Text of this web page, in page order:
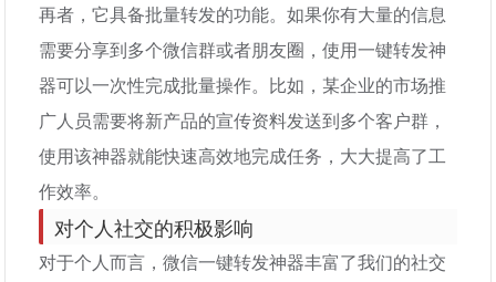
再者，它具备批量转发的功能。如果你有大量的信息
需要分享到多个微信群或者朋友圈，使用一键转发神
器可以一次性完成批量操作。比如，某企业的市场推
广人员需要将新产品的宣传资料发送到多个客户群，
使用该神器就能快速高效地完成任务，大大提高了工
作效率。
对个人社交的积极影响
对于个人而言，微信一键转发神器丰富了我们的社交